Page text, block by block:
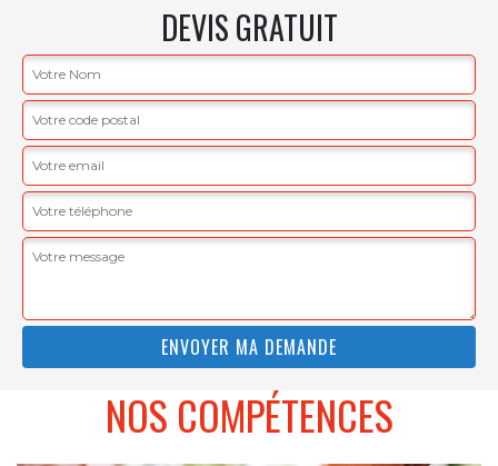
DEVIS GRATUIT
NOS COMPÉTENCES